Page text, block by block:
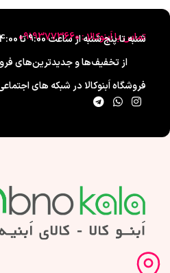
تماس با اَبنوکالا : 09193773660
شنبه تا پنج شنبه از ساعت 9:00 تا 24:00
از تخفیف‌ها و جدیدترین‌های
فروشگاه اَبنوکالا در شبکه های